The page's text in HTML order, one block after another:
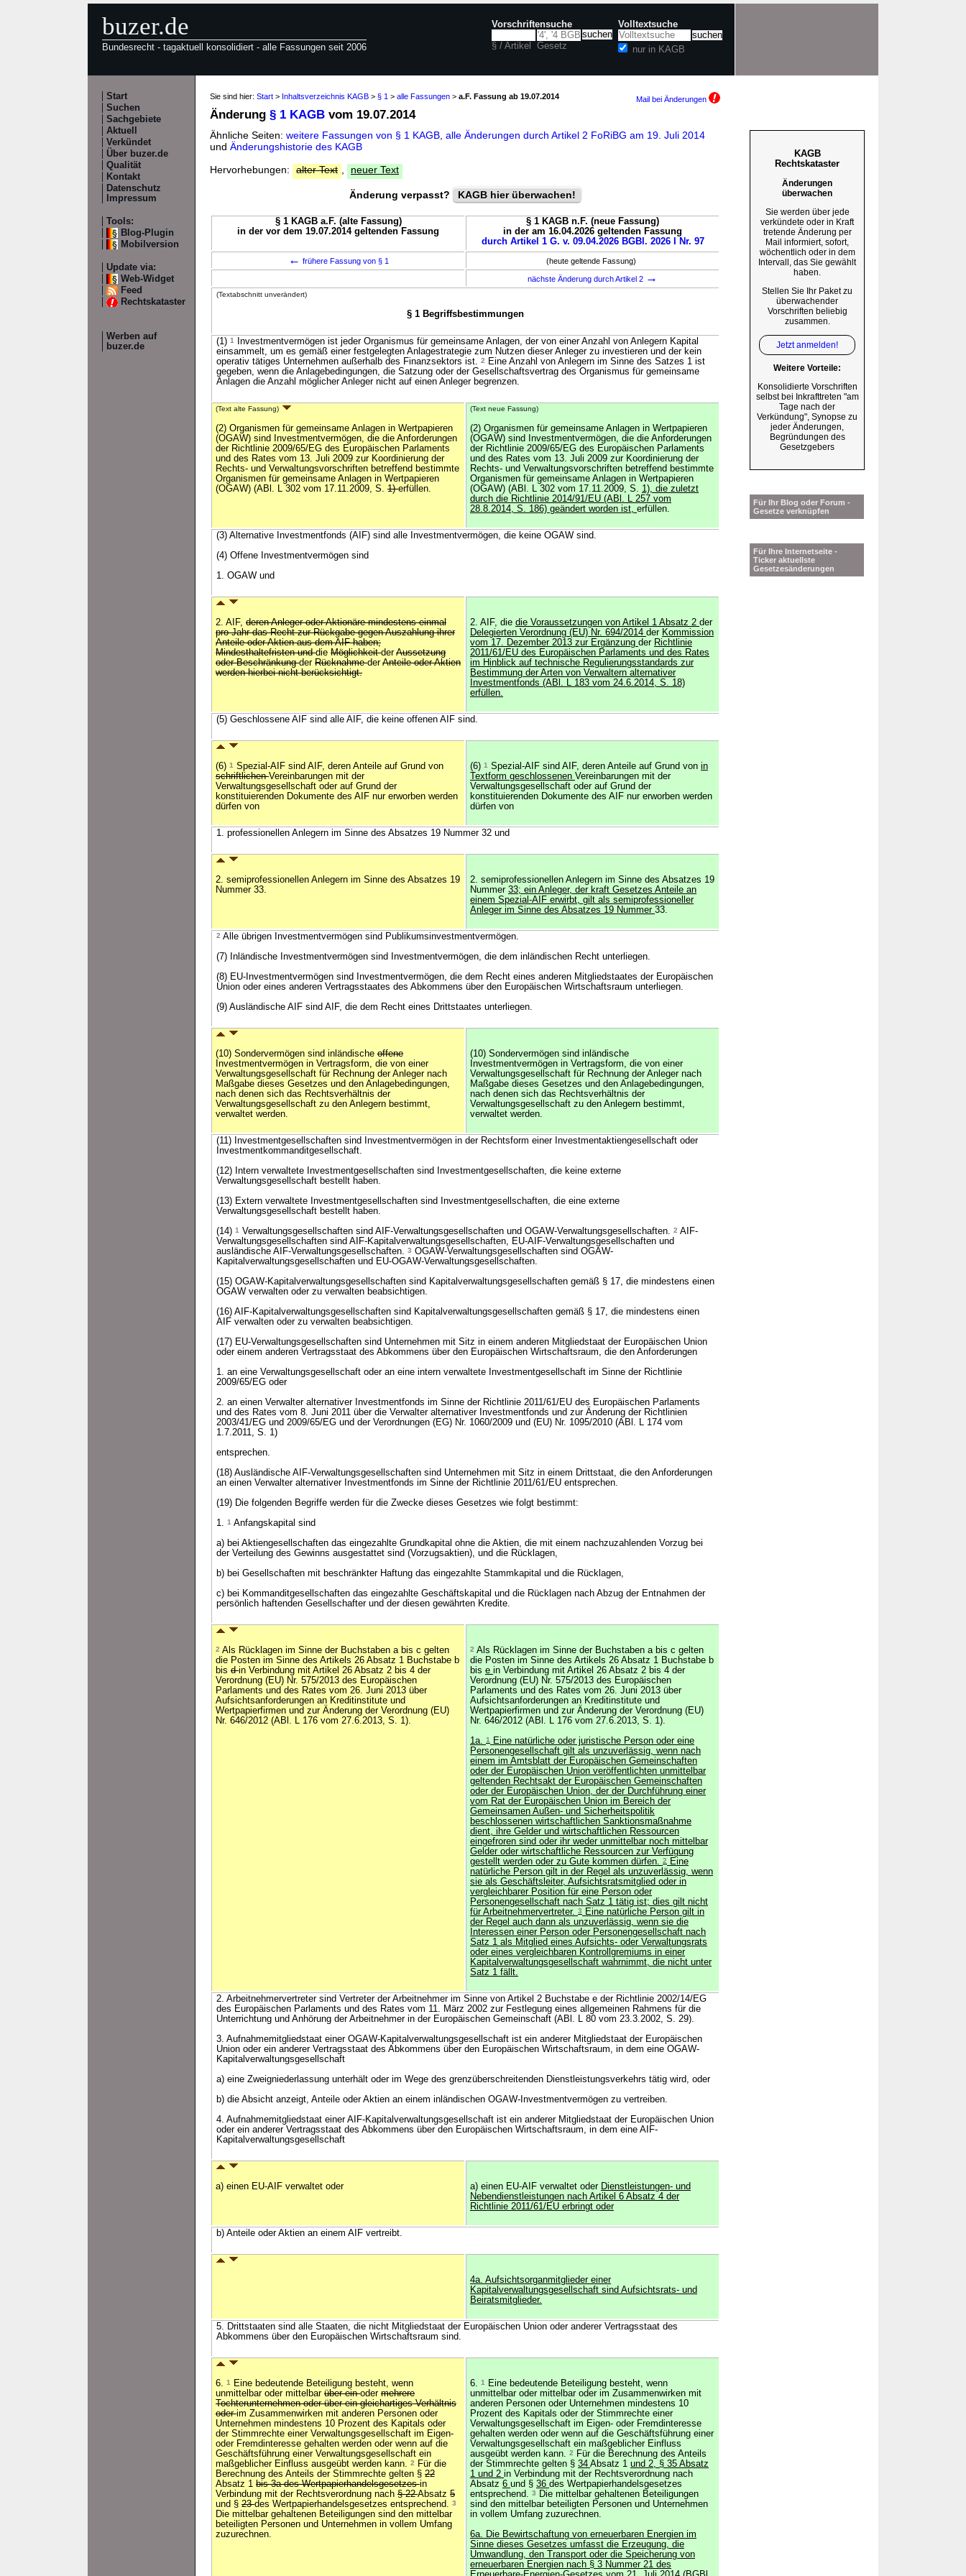
buzer.de
Bundesrecht - tagaktuell konsolidiert - alle Fassungen seit 2006
Vorschriftensuche
§ / Artikel Gesetz
Volltextsuche
nur in KAGB
Start
Suchen
Sachgebiete
Aktuell
Verkündet
Über buzer.de
Qualität
Kontakt
Datenschutz
Impressum
Tools:
Blog-Plugin
Mobilversion
Update via:
Web-Widget
Feed
Rechtskataster
Werben auf
buzer.de
Sie sind hier: Start > Inhaltsverzeichnis KAGB > § 1 > alle Fassungen > a.F. Fassung ab 19.07.2014 Mail bei Änderungen
Änderung § 1 KAGB vom 19.07.2014
Ähnliche Seiten: weitere Fassungen von § 1 KAGB alle Änderungen durch Artikel 2 FoRiBG am 19. Juli 2014
und Änderungshistorie des KAGB
Hervorhebungen:
alter Text neuer Text
Änderung verpasst? KAGB hier überwachen!
§ 1 KAGB a.F. (alte Fassung)
in der vor dem 19.07.2014 geltenden Fassung
§ 1 KAGB n.F. (neue Fassung)
in der am 16.04.2026 geltenden Fassung
durch Artikel 1 G. v. 09.04.2026 BGBl. 2026 I Nr. 97
← frühere Fassung von § 1 (heute geltende Fassung)
nächste Änderung durch Artikel 2 →
(Textabschnitt unverändert)
§ 1 Begriffsbestimmungen
(1) 1
Investmentvermögen ist jeder Organismus für gemeinsame Anlagen, der von einer Anzahl von Anlegern Kapital
einsammelt, um es gemäß einer festgelegten Anlagestrategie zum Nutzen dieser Anleger zu investieren und der kein
operativ tätiges Unternehmen außerhalb des Finanzsektors ist. 2
Eine Anzahl von Anlegern im Sinne des Satzes 1 ist
gegeben, wenn die Anlagebedingungen, die Satzung oder der Gesellschaftsvertrag des Organismus für gemeinsame
Anlagen die Anzahl möglicher Anleger nicht auf einen Anleger begrenzen.
(Text alte Fassung)
(2) Organismen für gemeinsame Anlagen in Wertpapieren
(OGAW) sind Investmentvermögen, die die Anforderungen
der Richtlinie 2009/65/EG des Europäischen Parlaments
und des Rates vom 13. Juli 2009 zur Koordinierung der
Rechts- und Verwaltungsvorschriften betreffend bestimmte
Organismen für gemeinsame Anlagen in Wertpapieren
(OGAW) (ABl. L 302 vom 17.11.2009, S. 1)erfüllen.
(Text neue Fassung)
(2) Organismen für gemeinsame Anlagen in Wertpapieren
(OGAW) sind Investmentvermögen, die die Anforderungen
der Richtlinie 2009/65/EG des Europäischen Parlaments
und des Rates vom 13. Juli 2009 zur Koordinierung der
Rechts- und Verwaltungsvorschriften betreffend bestimmte
Organismen für gemeinsame Anlagen in Wertpapieren
(OGAW) (ABl. L 302 vom 17.11.2009, S. 1), die zuletzt
durch die Richtlinie 2014/91/EU (ABl. L 257 vom
28.8.2014, S. 186) geändert worden ist, erfüllen.
(3) Alternative Investmentfonds (AIF) sind alle Investmentvermögen, die keine OGAW sind.
(4) Offene Investmentvermögen sind
1. OGAW und
2. AIF, deren Anleger oder Aktionäre mindestens einmal
pro Jahr das Recht zur Rückgabe gegen Auszahlung ihrer
Anteile oder Aktien aus dem AIF haben;
Mindesthaltefristen unddie MöglichkeitderAussetzung
oder Beschränkungder RücknahmederAnteile oder Aktien
werden hierbei nicht berücksichtigt.
2. AIF, die die Voraussetzungen von Artikel 1 Absatz 2 der
Delegierten Verordnung (EU) Nr. 694/2014 der Kommission
vom 17. Dezember 2013 zur Ergänzung der Richtlinie
2011/61/EU des Europäischen Parlaments und des Rates
im Hinblick auf technische Regulierungsstandards zur
Bestimmung der Arten von Verwaltern alternativer
Investmentfonds (ABl. L 183 vom 24.6.2014, S. 18)
erfüllen.
(5) Geschlossene AIF sind alle AIF, die keine offenen AIF sind.
(6) 1 Spezial-AIF sind AIF, deren Anteile auf Grund von
schriftlichenVereinbarungen mit der
Verwaltungsgesellschaft oder auf Grund der
konstituierenden Dokumente des AIF nur erworben werden
dürfen von
(6) 1 Spezial-AIF sind AIF, deren Anteile auf Grund von in
Textform geschlossenen Vereinbarungen mit der
Verwaltungsgesellschaft oder auf Grund der
konstituierenden Dokumente des AIF nur erworben werden
dürfen von
1. professionellen Anlegern im Sinne des Absatzes 19 Nummer 32 und
2. semiprofessionellen Anlegern im Sinne des Absatzes 19
Nummer 33.
2. semiprofessionellen Anlegern im Sinne des Absatzes 19
Nummer 33; ein Anleger, der kraft Gesetzes Anteile an
einem Spezial-AIF erwirbt, gilt als semiprofessioneller
Anleger im Sinne des Absatzes 19 Nummer 33.
2 Alle übrigen Investmentvermögen sind Publikumsinvestmentvermögen.
(7) Inländische Investmentvermögen sind Investmentvermögen, die dem inländischen Recht unterliegen.
(8) EU-Investmentvermögen sind Investmentvermögen, die dem Recht eines anderen Mitgliedstaates der Europäischen
Union oder eines anderen Vertragsstaates des Abkommens über den Europäischen Wirtschaftsraum unterliegen.
(9) Ausländische AIF sind AIF, die dem Recht eines Drittstaates unterliegen.
(10) Sondervermögen sind inländische offene
Investmentvermögen in Vertragsform, die von einer
Verwaltungsgesellschaft für Rechnung der Anleger nach
Maßgabe dieses Gesetzes und den Anlagebedingungen,
nach denen sich das Rechtsverhältnis der
Verwaltungsgesellschaft zu den Anlegern bestimmt,
verwaltet werden.
(10) Sondervermögen sind inländische
Investmentvermögen in Vertragsform, die von einer
Verwaltungsgesellschaft für Rechnung der Anleger nach
Maßgabe dieses Gesetzes und den Anlagebedingungen,
nach denen sich das Rechtsverhältnis der
Verwaltungsgesellschaft zu den Anlegern bestimmt,
verwaltet werden.
(11) Investmentgesellschaften sind Investmentvermögen in der Rechtsform einer Investmentaktiengesellschaft oder
Investmentkommanditgesellschaft.
(12) Intern verwaltete Investmentgesellschaften sind Investmentgesellschaften, die keine externe
Verwaltungsgesellschaft bestellt haben.
(13) Extern verwaltete Investmentgesellschaften sind Investmentgesellschaften, die eine externe
Verwaltungsgesellschaft bestellt haben.
(14) 1 Verwaltungsgesellschaften sind AIF-Verwaltungsgesellschaften und OGAW-Verwaltungsgesellschaften. 2 AIF-
Verwaltungsgesellschaften sind AIF-Kapitalverwaltungsgesellschaften, EU-AIF-Verwaltungsgesellschaften und
ausländische AIF-Verwaltungsgesellschaften. 3 OGAW-Verwaltungsgesellschaften sind OGAW-
Kapitalverwaltungsgesellschaften und EU-OGAW-Verwaltungsgesellschaften.
(15) OGAW-Kapitalverwaltungsgesellschaften sind Kapitalverwaltungsgesellschaften gemäß § 17, die mindestens einen
OGAW verwalten oder zu verwalten beabsichtigen.
(16) AIF-Kapitalverwaltungsgesellschaften sind Kapitalverwaltungsgesellschaften gemäß § 17, die mindestens einen
AIF verwalten oder zu verwalten beabsichtigen.
(17) EU-Verwaltungsgesellschaften sind Unternehmen mit Sitz in einem anderen Mitgliedstaat der Europäischen Union
oder einem anderen Vertragsstaat des Abkommens über den Europäischen Wirtschaftsraum, die den Anforderungen
1. an eine Verwaltungsgesellschaft oder an eine intern verwaltete Investmentgesellschaft im Sinne der Richtlinie
2009/65/EG oder
2. an einen Verwalter alternativer Investmentfonds im Sinne der Richtlinie 2011/61/EU des Europäischen Parlaments
und des Rates vom 8. Juni 2011 über die Verwalter alternativer Investmentfonds und zur Änderung der Richtlinien
2003/41/EG und 2009/65/EG und der Verordnungen (EG) Nr. 1060/2009 und (EU) Nr. 1095/2010 (ABl. L 174 vom
1.7.2011, S. 1)
entsprechen.
(18) Ausländische AIF-Verwaltungsgesellschaften sind Unternehmen mit Sitz in einem Drittstaat, die den Anforderungen
an einen Verwalter alternativer Investmentfonds im Sinne der Richtlinie 2011/61/EU entsprechen.
(19) Die folgenden Begriffe werden für die Zwecke dieses Gesetzes wie folgt bestimmt:
1. 1 Anfangskapital sind
a) bei Aktiengesellschaften das eingezahlte Grundkapital ohne die Aktien, die mit einem nachzuzahlenden Vorzug bei
der Verteilung des Gewinns ausgestattet sind (Vorzugsaktien), und die Rücklagen,
b) bei Gesellschaften mit beschränkter Haftung das eingezahlte Stammkapital und die Rücklagen,
c) bei Kommanditgesellschaften das eingezahlte Geschäftskapital und die Rücklagen nach Abzug der Entnahmen der
persönlich haftenden Gesellschafter und der diesen gewährten Kredite.
2 Als Rücklagen im Sinne der Buchstaben a bis c gelten
die Posten im Sinne des Artikels 26 Absatz 1 Buchstabe b
bis din Verbindung mit Artikel 26 Absatz 2 bis 4 der
Verordnung (EU) Nr. 575/2013 des Europäischen
Parlaments und des Rates vom 26. Juni 2013 über
Aufsichtsanforderungen an Kreditinstitute und
Wertpapierfirmen und zur Änderung der Verordnung (EU)
Nr. 646/2012 (ABl. L 176 vom 27.6.2013, S. 1).
2 Als Rücklagen im Sinne der Buchstaben a bis c gelten
die Posten im Sinne des Artikels 26 Absatz 1 Buchstabe b
bis e in Verbindung mit Artikel 26 Absatz 2 bis 4 der
Verordnung (EU) Nr. 575/2013 des Europäischen
Parlaments und des Rates vom 26. Juni 2013 über
Aufsichtsanforderungen an Kreditinstitute und
Wertpapierfirmen und zur Änderung der Verordnung (EU)
Nr. 646/2012 (ABl. L 176 vom 27.6.2013, S. 1).
1a. 1
Eine natürliche oder juristische Person oder eine
Personengesellschaft gilt als unzuverlässig, wenn nach
einem im Amtsblatt der Europäischen Gemeinschaften
oder der Europäischen Union veröffentlichten unmittelbar
geltenden Rechtsakt der Europäischen Gemeinschaften
oder der Europäischen Union, der der Durchführung einer
vom Rat der Europäischen Union im Bereich der
Gemeinsamen Außen- und Sicherheitspolitik
beschlossenen wirtschaftlichen Sanktionsmaßnahme
dient, ihre Gelder und wirtschaftlichen Ressourcen
eingefroren sind oder ihr weder unmittelbar noch mittelbar
Gelder oder wirtschaftliche Ressourcen zur Verfügung
gestellt werden oder zu Gute kommen dürfen. 2
Eine
natürliche Person gilt in der Regel als unzuverlässig, wenn
sie als Geschäftsleiter, Aufsichtsratsmitglied oder in
vergleichbarer Position für eine Person oder
Personengesellschaft nach Satz 1 tätig ist; dies gilt nicht
für Arbeitnehmervertreter. 3
Eine natürliche Person gilt in
der Regel auch dann als unzuverlässig, wenn sie die
Interessen einer Person oder Personengesellschaft nach
Satz 1 als Mitglied eines Aufsichts- oder Verwaltungsrats
oder eines vergleichbaren Kontrollgremiums in einer
Kapitalverwaltungsgesellschaft wahrnimmt, die nicht unter
Satz 1 fällt.
2. Arbeitnehmervertreter sind Vertreter der Arbeitnehmer im Sinne von Artikel 2 Buchstabe e der Richtlinie 2002/14/EG
des Europäischen Parlaments und des Rates vom 11. März 2002 zur Festlegung eines allgemeinen Rahmens für die
Unterrichtung und Anhörung der Arbeitnehmer in der Europäischen Gemeinschaft (ABl. L 80 vom 23.3.2002, S. 29).
3. Aufnahmemitgliedstaat einer OGAW-Kapitalverwaltungsgesellschaft ist ein anderer Mitgliedstaat der Europäischen
Union oder ein anderer Vertragsstaat des Abkommens über den Europäischen Wirtschaftsraum, in dem eine OGAW-
Kapitalverwaltungsgesellschaft
a) eine Zweigniederlassung unterhält oder im Wege des grenzüberschreitenden Dienstleistungsverkehrs tätig wird, oder
b) die Absicht anzeigt, Anteile oder Aktien an einem inländischen OGAW-Investmentvermögen zu vertreiben.
4. Aufnahmemitgliedstaat einer AIF-Kapitalverwaltungsgesellschaft ist ein anderer Mitgliedstaat der Europäischen Union
oder ein anderer Vertragsstaat des Abkommens über den Europäischen Wirtschaftsraum, in dem eine AIF-
Kapitalverwaltungsgesellschaft
a) einen EU-AIF verwaltet oder a) einen EU-AIF verwaltet oder Dienstleistungen- und
Nebendienstleistungen nach Artikel 6 Absatz 4 der
Richtlinie 2011/61/EU erbringt oder
b) Anteile oder Aktien an einem AIF vertreibt.
4a. Aufsichtsorganmitglieder einer
Kapitalverwaltungsgesellschaft sind Aufsichtsrats- und
Beiratsmitglieder.
5. Drittstaaten sind alle Staaten, die nicht Mitgliedstaat der Europäischen Union oder anderer Vertragsstaat des
Abkommens über den Europäischen Wirtschaftsraum sind.
6. 1
Eine bedeutende Beteiligung besteht, wenn
unmittelbar oder mittelbar über einoder mehrere
Tochterunternehmen oder über ein gleichartiges Verhältnis
oderim Zusammenwirken mit anderen Personen oder
Unternehmen mindestens 10 Prozent des Kapitals oder
der Stimmrechte einer Verwaltungsgesellschaft im Eigen-
oder Fremdinteresse gehalten werden oder wenn auf die
Geschäftsführung einer Verwaltungsgesellschaft ein
maßgeblicher Einfluss ausgeübt werden kann. 2
Für die
Berechnung des Anteils der Stimmrechte gelten § 22
Absatz 1 bis 3a des Wertpapierhandelsgesetzesin
Verbindung mit der Rechtsverordnung nach § 22Absatz 5
und § 23des Wertpapierhandelsgesetzes entsprechend. 3
Die mittelbar gehaltenen Beteiligungen sind den mittelbar
beteiligten Personen und Unternehmen in vollem Umfang
zuzurechnen.
6. 1
Eine bedeutende Beteiligung besteht, wenn
unmittelbar oder mittelbar oder im Zusammenwirken mit
anderen Personen oder Unternehmen mindestens 10
Prozent des Kapitals oder der Stimmrechte einer
Verwaltungsgesellschaft im Eigen- oder Fremdinteresse
gehalten werden oder wenn auf die Geschäftsführung einer
Verwaltungsgesellschaft ein maßgeblicher Einfluss
ausgeübt werden kann. 2
Für die Berechnung des Anteils
der Stimmrechte gelten § 34 Absatz 1 und 2, § 35 Absatz
1 und 2 in Verbindung mit der Rechtsverordnung nach
Absatz 6 und § 36 des Wertpapierhandelsgesetzes
entsprechend. 3
Die mittelbar gehaltenen Beteiligungen
sind den mittelbar beteiligten Personen und Unternehmen
in vollem Umfang zuzurechnen.
6a. Die Bewirtschaftung von erneuerbaren Energien im
Sinne dieses Gesetzes umfasst die Erzeugung, die
Umwandlung, den Transport oder die Speicherung von
erneuerbaren Energien nach § 3 Nummer 21 des
KAGB
Rechtskataster
Änderungen
überwachen
Sie werden über jede
verkündete oder in Kraft
tretende Änderung per
Mail informiert, sofort,
wöchentlich oder in dem
Intervall, das Sie gewählt
haben.
Stellen Sie Ihr Paket zu
überwachender
Vorschriften beliebig
zusammen.
Jetzt anmelden!
Weitere Vorteile:
Konsolidierte Vorschriften
selbst bei Inkrafttreten "am
Tage nach der
Verkündung", Synopse zu
jeder Änderungen,
Begründungen des
Gesetzgebers
Für Ihr Blog oder Forum -
Gesetze verknüpfen
Für Ihre Internetseite -
Ticker aktuellste
Gesetzesänderungen